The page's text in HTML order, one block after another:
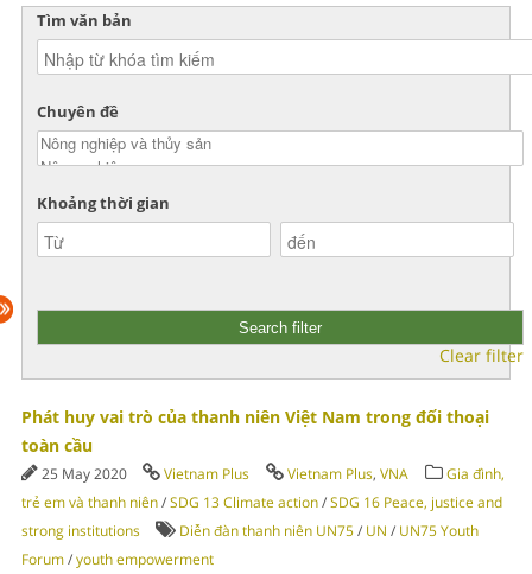
Tìm văn bản
Chuyên đề
Khoảng thời gian
Clear filter
Phát huy vai trò của thanh niên Việt Nam trong đối thoại
toàn cầu
25 May 2020 Vietnam Plus Vietnam Plus, VNA
Gia đình,
trẻ em và thanh niên/SDG 13 Climate action/SDG 16 Peace, justice and
strong institutions
Diễn đàn thanh niên UN75/ UN / UN75 Youth
Forum/youth empowerment